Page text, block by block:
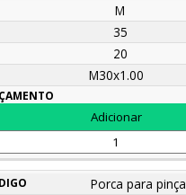
M
35
20
M30x1.00
Porca para pinça